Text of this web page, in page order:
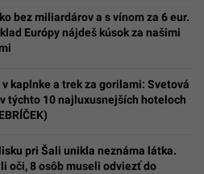
bez miliardárov a s vínom za 6 eur.
Európy nájdeš kúsok za našimi
kaplnke a trek za gorilami: Svetová
týchto 10 najluxusnejších hoteloch
pri Šali unikla neznáma látka.
oči, 8 osôb museli odviezť do